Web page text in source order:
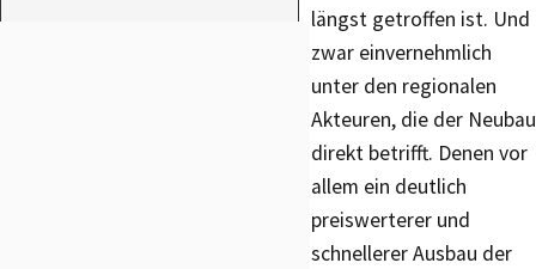
längst getroffen ist. Und
zwar einvernehmlich
unter den regionalen
Akteuren, die der Neubau
direkt betrifft. Denen vor
allem ein deutlich
preiswerterer und
schnellerer Ausbau der